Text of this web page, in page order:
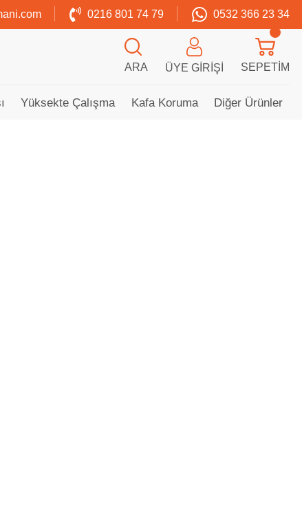
0216 801 74 79 0532 366 23 34
ARA ÜYE GIRIŞI SEPETIM
Yüksekte Çalışma Kafa Koruma Diğer Ürünler